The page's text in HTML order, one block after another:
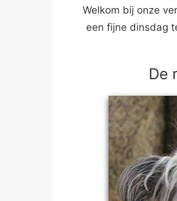
Welkom bij onze
een fijne dinsdag
De